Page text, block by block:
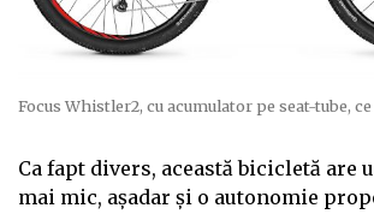
Focus Whistler2, cu acumulator pe seat-tube,
Ca fapt divers, această bicicletă are
mai mic, așadar și o autonomie